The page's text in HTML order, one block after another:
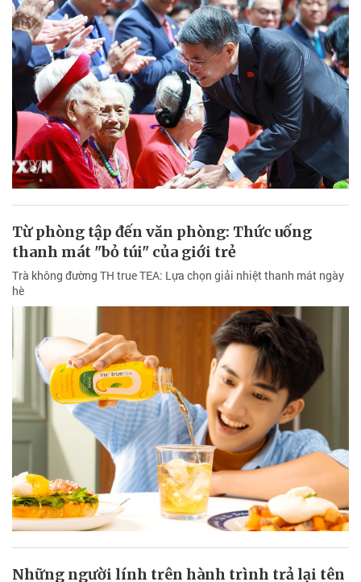
Từ phòng tập đến văn phòng: Thức uống
thanh mát "bỏ túi" của giới trẻ
Trà không đường TH true TEA: Lựa chọn giải nhiệt thanh mát ngày
hè
Những người lính trên hành trình trả lại tên